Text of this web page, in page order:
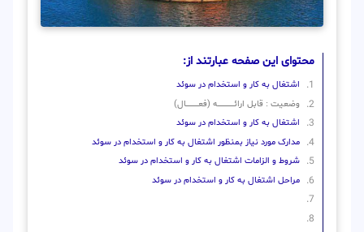
محتوای این صفحه عبارتند از:
اشتغال به کار و استخدام در سوئد
وضعیت : قابل ارائــــــــــــــــــــه (فعـــــــــــــــال)
اشتغال به کار و استخدام در سوئد
مدارک مورد نیاز بمنظور اشتغال به کار و استخدام در سوئد
شروط و الزامات اشتغال به کار و استخدام در سوئد
مراحل اشتغال به کار و استخدام در سوئد